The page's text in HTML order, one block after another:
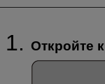
Откройте